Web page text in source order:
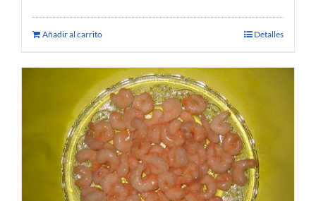
Añadir al carrito Detalles